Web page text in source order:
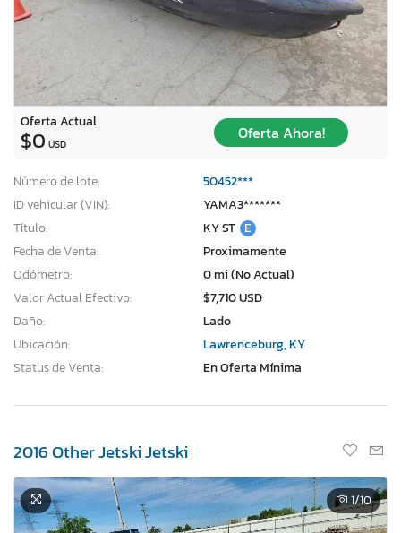
Oferta Actual
$0 USD
Oferta Ahora!
Número de lote:
50452***
ID vehicular (VIN):
YAMA3*******
Título:
KY ST E
Fecha de Venta:
Proximamente
Odómetro:
0 mi (No Actual)
Valor Actual Efectivo:
$7,710 USD
Daño:
Lado
Ubicación:
Lawrenceburg, KY
Status de Venta:
En Oferta Mínima
2016 Other Jetski Jetski
1/10